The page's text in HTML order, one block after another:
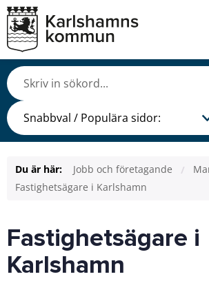
Du är här: Jobb och företagande
Fastighetsägare i Karlshamn
Fastighetsägare i
Karlshamn